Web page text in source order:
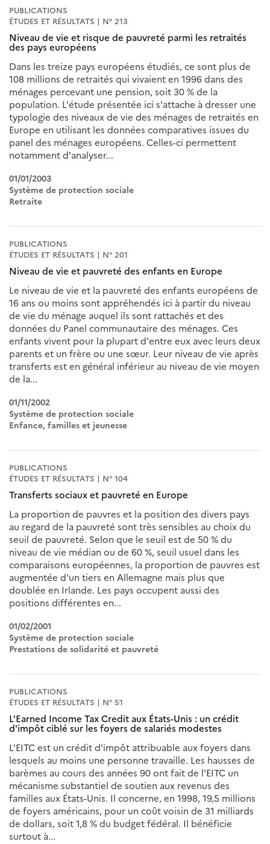
PUBLICATIONS
ÉTUDES ET RÉSULTATS | N° 213
Niveau de vie et risque de pauvreté parmi les retraités
des pays européens
Dans les treize pays européens étudiés, ce sont plus de
108 millions de retraités qui vivaient en 1996 dans des
ménages percevant une pension, soit 30 % de la
population. L'étude présentée ici s'attache à dresser une
typologie des niveaux de vie des ménages de retraités en
Europe en utilisant les données comparatives issues du
panel des ménages européens. Celles-ci permettent
notamment d'analyser...
01/01/2003
Système de protection sociale
Retraite
PUBLICATIONS
ÉTUDES ET RÉSULTATS | N° 201
Niveau de vie et pauvreté des enfants en Europe
Le niveau de vie et la pauvreté des enfants européens de
16 ans ou moins sont appréhendés ici à partir du niveau
de vie du ménage auquel ils sont rattachés et des
données du Panel communautaire des ménages. Ces
enfants vivent pour la plupart d'entre eux avec leurs deux
parents et un frère ou une sœur. Leur niveau de vie après
transferts est en général inférieur au niveau de vie moyen
de la...
01/11/2002
Système de protection sociale
Enfance, familles et jeunesse
PUBLICATIONS
ÉTUDES ET RÉSULTATS | N° 104
Transferts sociaux et pauvreté en Europe
La proportion de pauvres et la position des divers pays
au regard de la pauvreté sont très sensibles au choix du
seuil de pauvreté. Selon que le seuil est de 50 % du
niveau de vie médian ou de 60 %, seuil usuel dans les
comparaisons européennes, la proportion de pauvres est
augmentée d'un tiers en Allemagne mais plus que
doublée en Irlande. Les pays occupent aussi des
positions différentes en...
01/02/2001
Système de protection sociale
Prestations de solidarité et pauvreté
PUBLICATIONS
ÉTUDES ET RÉSULTATS | N° 51
L'Earned Income Tax Credit aux États-Unis : un crédit
d'impôt ciblé sur les foyers de salariés modestes
L'EITC est un crédit d'impôt attribuable aux foyers dans
lesquels au moins une personne travaille. Les hausses de
barèmes au cours des années 90 ont fait de l'EITC un
mécanisme substantiel de soutien aux revenus des
familles aux États-Unis. Il concerne, en 1998, 19,5 millions
de foyers américains, pour un coût voisin de 31 milliards
de dollars, soit 1,8 % du budget fédéral. Il bénéficie
surtout à...